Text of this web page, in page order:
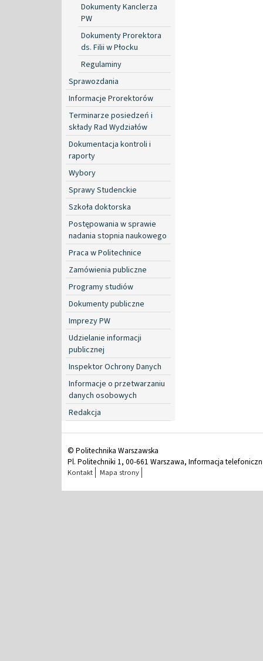
Dokumenty Kanclerza
PW
Dokumenty Prorektora
ds. Filii w Płocku
Regulaminy
Sprawozdania
Informacje Prorektorów
Terminarze posiedzeń i
składy Rad Wydziałów
Dokumentacja kontroli i
raporty
Wybory
Sprawy Studenckie
Szkoła doktorska
Postępowania w sprawie
nadania stopnia naukowego
Praca w Politechnice
Zamówienia publiczne
Programy studiów
Dokumenty publiczne
Imprezy PW
Udzielanie informacji
publicznej
Inspektor Ochrony Danych
Informacje o przetwarzaniu
danych osobowych
Redakcja
© Politechnika Warszawska
Pl. Politechniki 1, 00-661 Warszawa, Informacja
Kontakt Mapa strony